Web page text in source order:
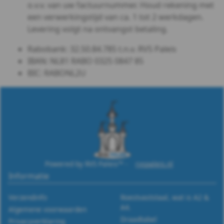
o.v.v. van uw factuurnummer. Houd rekening met
een verwerkingstijd van ca. 1 tot 2 werkdagen.
Levering volgt na ontvangst betaling.
Rabobank: 32.50.84.785 t.n.v. RVS Paleis
Powered by RVS Paleis™ - rvspaleis.nl
Informatie
Verzendinfo
Algemene voorwaarden
Privacyverklaring
Roestvaststaal, wat is A2 &
A4.
Draadtabel